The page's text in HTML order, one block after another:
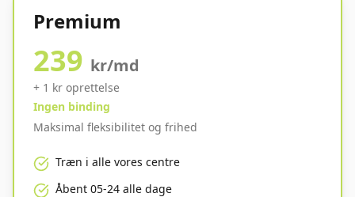
Premium
239 kr/md
+ 1 kr oprettelse
Ingen binding
Maksimal fleksibilitet og frihed
Træn i alle vores centre
Åbent 05-24 alle dage